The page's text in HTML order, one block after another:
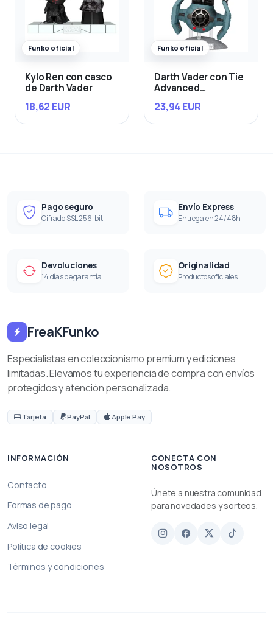
Funko oficial
Kylo Ren con casco
de Darth Vader
18,62 EUR
Funko oficial
Darth Vader con Tie
Advanced
23,94 EUR
Pago seguro
Cifrado SSL 256-bit
Envío Express
Entrega en 24/48h
Devoluciones
14 días de garantía
Originalidad
Productos oficiales
FreaKFunko
Especialistas en coleccionismo premium y ediciones
limitadas. Elevamos tu experiencia de compra con envíos
protegidos y atención personalizada.
Tarjeta PayPal Apple Pay
INFORMACIÓN
Contacto
Formas de pago
Aviso legal
Política de cookies
Términos y condiciones
CONECTA CON
NOSOTROS
Únete a nuestra comunidad
para novedades y sorteos.